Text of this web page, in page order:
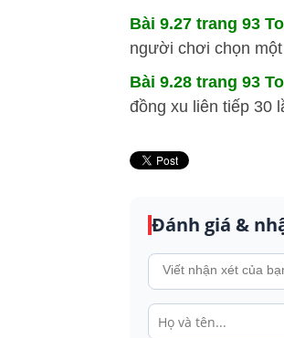
Bài 9.27 trang 93
người chơi chọn
Bài 9.28 trang 93
đồng xu liên tiếp 30
Đánh giá &